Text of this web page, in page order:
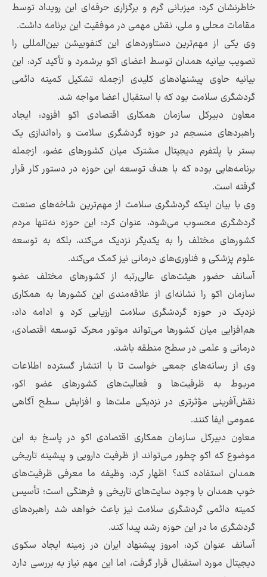
خاطرنشان کرد: میزبانی گرم و برگزاری حرفه‌ای این رویداد توسط
مقامات محلی و ملی، نقش مهمی در موفقیت این برنامه داشت.
وی یکی از مهم‌ترین دستاوردهای این کنفوبیشن بین‌المللی را
تصویب بیانیه همدان توسط اعضای اکو برشمرد و تأکید کرد: این
بیانیه حاوی پیشنهادهای کلیدی ازجمله تشکیل کمیته دائمی
گردشگری سلامت بود که با استقبال اعضا مواجه شد.
معاون دبیرکل سازمان همکاری اقتصادی اکو افزود: ایجاد
راهبردهای منسجم در حوزه گردشگری سلامت و راه‌اندازی یک
بستر یا پلتفرم دیجیتال مشترک میان کشورهای عضو، ازجمله
برنامه‌هایی بوده که با هدف توسعه این حوزه در دستور کار قرار
گرفته است.
وی با بیان اینکه گردشگری سلامت از مهم‌ترین شاخه‌های صنعت
گردشگری محسوب می‌شود، عنوان کرد: این حوزه نه‌تنها مردم
کشورهای مختلف را به یکدیگر نزدیک می‌کند، بلکه به توسعه
علوم پزشکی و فناوری‌های درمانی نیز کمک می‌کند.
آسانف حضور هیئت‌های عالی‌رتبه از کشورهای مختلف عضو
سازمان اکو را نشانه‌ای از علاقه‌مندی این کشورها به همکاری
نزدیک در حوزه گردشگری سلامت ارزیابی کرد و ادامه داد:
هم‌افزایی میان کشورها می‌تواند موتور محرک توسعه اقتصادی،
درمانی و علمی در سطح منطقه باشد.
وی از رسانه‌های جمعی خواست تا با انتشار گسترده اطلاعات
مربوط به ظرفیت‌ها و فعالیت‌های کشورهای عضو اکو،
نقش‌آفرینی مؤثرتری در نزدیکی ملت‌ها و افزایش سطح آگاهی
عمومی ایفا کنند.
معاون دبیرکل سازمان همکاری اقتصادی اکو در پاسخ به این
موضوع که اکو چطور می‌تواند از ظرفیت دارویی و پیشینه تاریخی
همدان استفاده کند؟ اظهار کرد: وظیفه ما معرفی ظرفیت‌های
خوب همدان با وجود سایت‌های تاریخی و فرهنگی است؛ تأسیس
کمیته دائمی گردشگری سلامت نیز باعث خواهد شد راهبردهای
گردشگری ما در این حوزه رشد پیدا کند.
آسانف عنوان کرد: امروز پیشنهاد ایران در زمینه ایجاد سکوی
دیجیتال مورد استقبال قرار گرفت، اما این مهم نیاز به بررسی دارد